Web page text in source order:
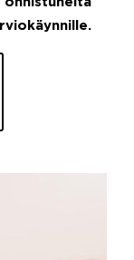
onnistuneita